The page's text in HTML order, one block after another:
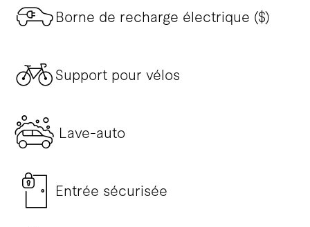
Borne de recharge électrique ($)
Support pour vélos
Lave-auto
Entrée sécurisée